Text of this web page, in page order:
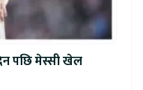
पछि मेस्सी खेल